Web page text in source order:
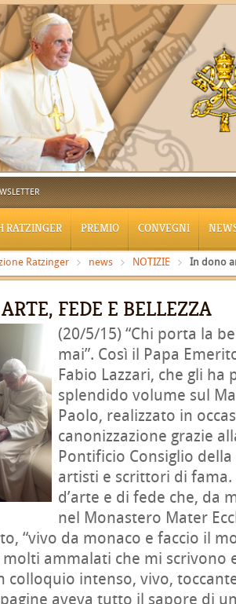
RATZINGER PREMIO CONVEGNI
Ratzinger news NOTIZIE In dono
FEDE E BELLEZZA
(20/5/15) “Chi porta la
mai”. Così il Papa
Fabio Lazzari, che gli
splendido volume sul
Paolo, realizzato in
canonizzazione grazie
Pontificio Consiglio
artisti e scrittori di
d’arte e di fede che, da
nel Monastero Mater
“vivo da monaco e faccio il
ammalati che mi scrivono
colloquio intenso, vivo,
aveva tutto il sapore di